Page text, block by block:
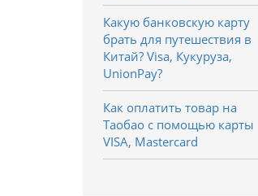
Какую банковскую карту
брать для путешествия в
Китай? Visa, Кукуруза,
UnionPay?
Как оплатить товар на
Таобао с помощью карты
VISA, Mastercard